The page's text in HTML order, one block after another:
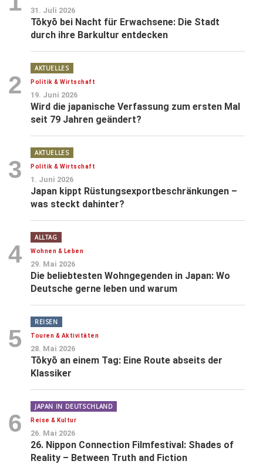
31. Juli 2026
Tōkyō bei Nacht für Erwachsene: Die Stadt
durch ihre Barkultur entdecken
2
AKTUELLES
Politik & Wirtschaft
19. Juni 2026
Wird die japanische Verfassung zum ersten Mal
seit 79 Jahren geändert?
3
AKTUELLES
Politik & Wirtschaft
1. Juni 2026
Japan kippt Rüstungsexportbeschränkungen –
was steckt dahinter?
4
ALLTAG
Wohnen & Leben
29. Mai 2026
Die beliebtesten Wohngegenden in Japan: Wo
Deutsche gerne leben und warum
5
REISEN
Touren & Aktivitäten
28. Mai 2026
Tōkyō an einem Tag: Eine Route abseits der
Klassiker
6
JAPAN IN DEUTSCHLAND
Reise & Kultur
26. Mai 2026
26. Nippon Connection Filmfestival: Shades of
Reality – Between Truth and Fiction